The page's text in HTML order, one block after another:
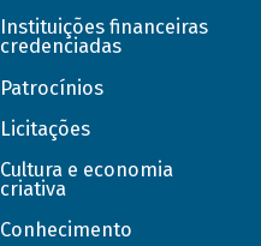
Instituições financeiras
credenciadas
Patrocínios
Licitações
Cultura e economia
criativa
Conhecimento